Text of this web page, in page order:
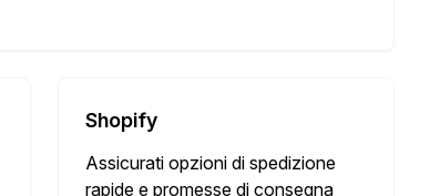
Shopify
Assicurati opzioni di spedizione
rapide e promesse di consegna